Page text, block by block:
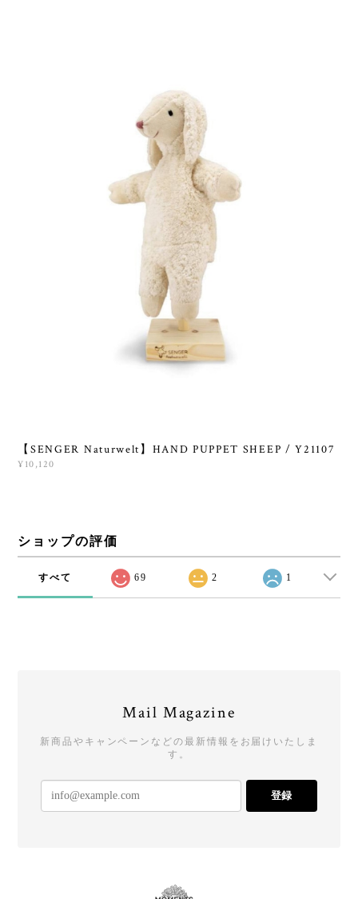
【SENGER Naturwelt】HAND PUPPET SHEEP / Y21107
¥10,120
ショップの評価
すべて 69 2 1
Mail Magazine
新商品やキャンペーンなどの最新情報をお届けいたしま
す。
登録